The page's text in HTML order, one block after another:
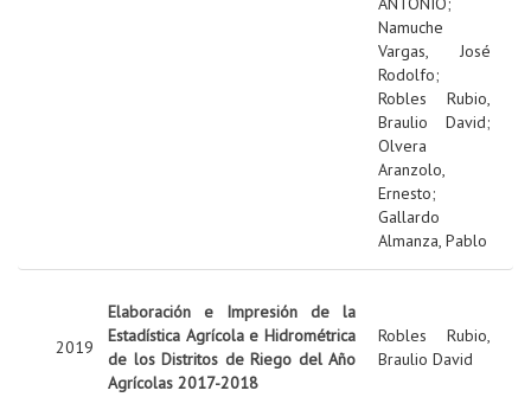
Namuche
Vargas, José
Rodolfo;
Robles Rubio,
Braulio David;
Olvera
Aranzolo,
Ernesto;
Gallardo
Almanza, Pablo
2019
Elaboración e Impresión de la
Estadística Agrícola e Hidrométrica
de los Distritos de Riego del Año
Agrícolas 2017-2018
Robles Rubio,
Braulio David